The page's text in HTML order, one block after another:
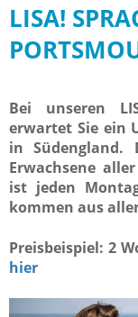
LISA!
Bei unseren
erwartet Sie ein
in Südengland.
Erwachsene
ist jeden
kommen aus
Preisbeispiel: 2
hier